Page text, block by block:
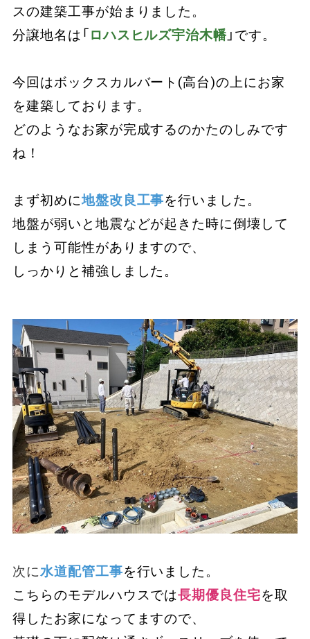
スの建築工事が始まりました。
分譲地名は「ロハスヒルズ宇治木幡」です。
今回はボックスカルバート(高台)の上にお家
を建築しております。
どのようなお家が完成するのかたのしみです
ね！
まず初めに地盤改良工事を行いました。
地盤が弱いと地震などが起きた時に倒壊して
しまう可能性がありますので、
しっかりと補強しました。
次に水道配管工事を行いました。
こちらのモデルハウスでは長期優良住宅を取
得したお家になってますので、